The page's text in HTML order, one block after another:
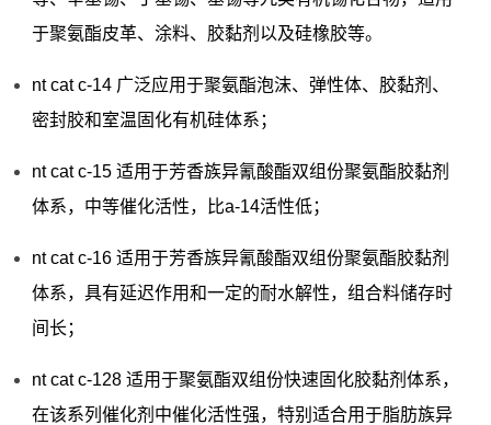
于聚氨酯皮革、涂料、胶黏剂以及硅橡胶等。
nt cat c-14 广泛应用于聚氨酯泡沫、弹性体、胶黏剂、
密封胶和室温固化有机硅体系；
nt cat c-15 适用于芳香族异氰酸酯双组份聚氨酯胶黏剂
体系，中等催化活性，比a-14活性低；
nt cat c-16 适用于芳香族异氰酸酯双组份聚氨酯胶黏剂
体系，具有延迟作用和一定的耐水解性，组合料储存时
间长；
nt cat c-128 适用于聚氨酯双组份快速固化胶黏剂体系，
在该系列催化剂中催化活性强，特别适合用于脂肪族异